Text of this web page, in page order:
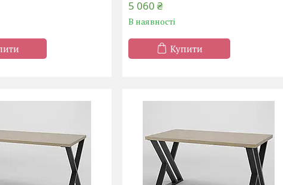
5 060 ₴
В наявності
Купити